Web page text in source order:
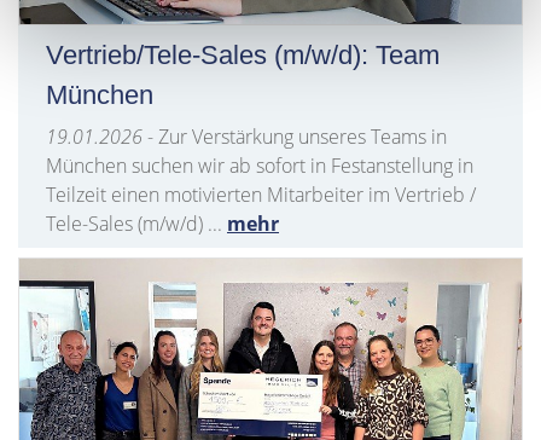
Vertrieb/Tele-Sales (m/w/d): Team
München
19.01.2026- Zur Verstärkung unseres Teams in
München suchen wir ab sofort in Festanstellung in
Teilzeit einen motivierten Mitarbeiter im Vertrieb /
Tele-Sales (m/w/d) ... mehr